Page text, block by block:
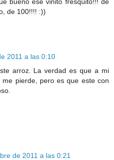
de 100!!!! :))
2011 a las 0:10
arroz. La verdad es que a mi
pierde, pero es que este con
de 2011 a las 0:21